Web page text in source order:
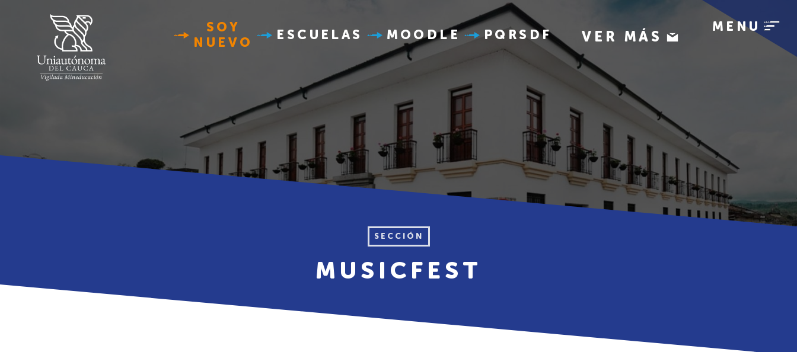
SOY
NUEVO
ESCUELAS MOODLE PQRSDF VER MÁS
MENU
SECCIÓN
MUSICFEST